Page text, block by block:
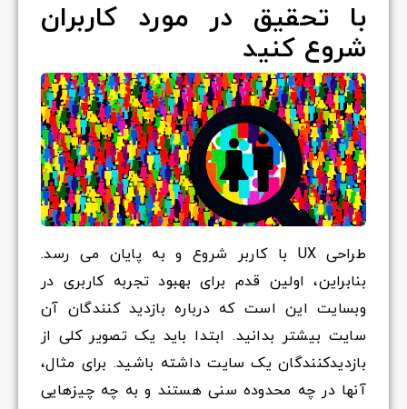
با تحقیق در مورد کاربران
شروع کنید
طراحی UX با کاربر شروع و به پایان می رسد.
بنابراین، اولین قدم برای بهبود تجربه کاربری در
وبسایت این است که درباره بازدید کنندگان آن
سایت بیشتر بدانید. ابتدا باید یک تصویر کلی از
بازدیدکنندگان یک سایت داشته باشید. برای مثال،
آنها در چه محدوده سنی هستند و به چه چیزهایی